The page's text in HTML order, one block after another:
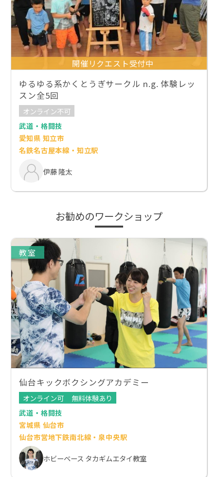
開催リクエスト受付中
ゆるゆる系かくとうぎサークル n.g. 体験レッ
スン全5回
オンライン不可
武道・格闘技
愛知県 知立市
名鉄名古屋本線・知立駅
伊藤 隆太
お勧めのワークショップ
教室
仙台キックボクシングアカデミー
オンライン可
無料体験あり
武道・格闘技
宮城県 仙台市
仙台市営地下鉄南北線・泉中央駅
ホビーベース タカギムエタイ教室